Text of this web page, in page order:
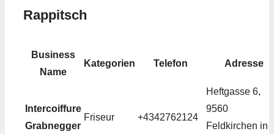
Rappitsch
Business
Name
Kategorien Telefon Adresse
Intercoiffure
Grabnegger
Friseur +4342762124
Heftgasse 6,
9560
Feldkirchen in